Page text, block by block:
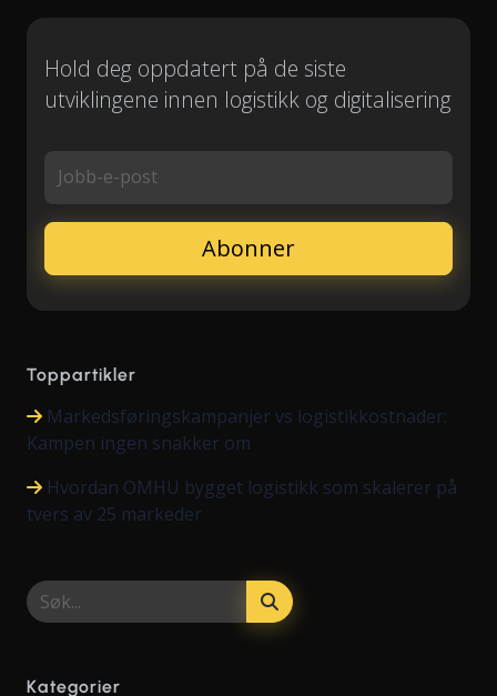
Hold deg oppdatert på de siste
utviklingene innen logistikk og digitalisering
Jobb-e-post
Toppartikler
Markedsføringskampanjer vs logistikkostnader:
Kampen ingen snakker om
Hvordan OMHU bygget logistikk som skalerer på
tvers av 25 markeder
Kategorier